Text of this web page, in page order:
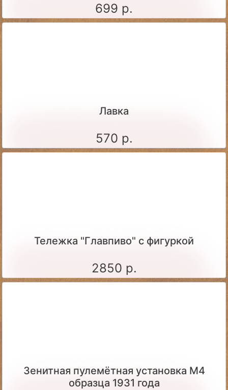
699 р.
Лавка
570 р.
Тележка "Главпиво" с фигуркой
2850 р.
Зенитная пулемётная установка М4
образца 1931 года